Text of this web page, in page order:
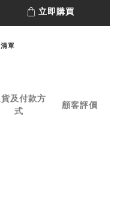
立即購買
單
及付款方
式
顧客評價